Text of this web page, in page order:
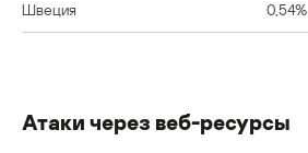
Швеция 0,54%
Атаки через веб-ресурсы